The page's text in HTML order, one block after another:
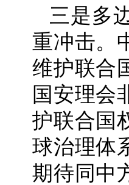
三是多
重冲击。
维护联合
国安理会
护联合国
球治理体
期待同中